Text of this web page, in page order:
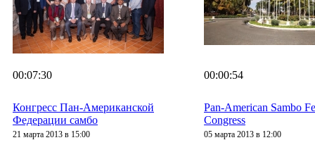
00:07:30
Конгресс Пан-Американской
Федерации самбо
21 марта 2013 в 15:00
00:00:54
Pan-American Sambo
Congress
05 марта 2013 в 12:00